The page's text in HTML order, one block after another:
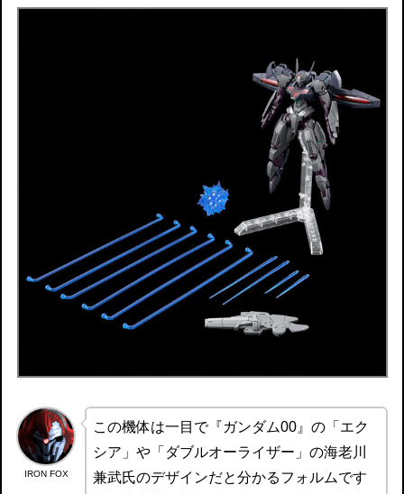
IRON FOX
この機体は一目で『ガンダム00』の「エク
シア」や「ダブルオーライザー」の海老川
兼武氏のデザインだと分かるフォルムです